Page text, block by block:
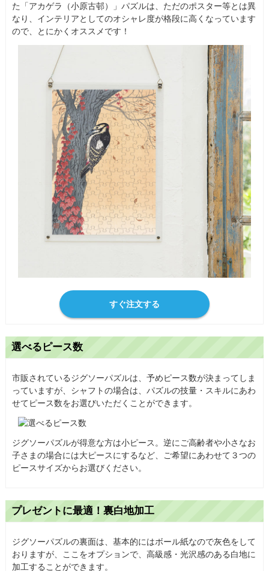
た「アカゲラ（小原古邨）」パズルは、ただのポスター等とは異
なり、インテリアとしてのオシャレ度が格段に高くなっています
ので、とにかくオススメです！
すぐ注文する
選べるピース数
市販されているジグソーパズルは、予めピース数が決まってしま
っていますが、シャフトの場合は、パズルの技量・スキルにあわ
せてピース数をお選びいただくことができます。
ジグソーパズルが得意な方は小ピース。逆にご高齢者や小さなお
子さまの場合には大ピースにするなど、ご希望にあわせて３つの
ピースサイズからお選びください。
プレゼントに最適！裏白地加工
ジグソーパズルの裏面は、基本的にはボール紙なので灰色をして
おりますが、ここをオプションで、高級感・光沢感のある白地に
加工することができます。